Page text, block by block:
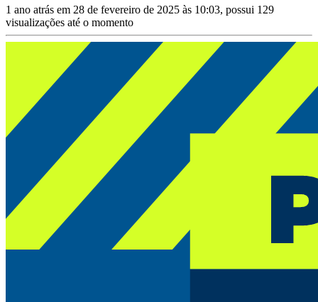
1 ano atrás em 28 de fevereiro de 2025 às 10:03, possui 129
visualizações até o momento